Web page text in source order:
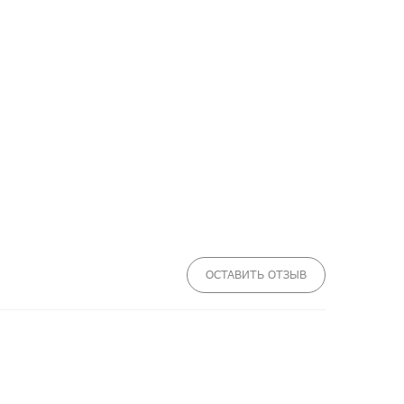
ОСТАВИТЬ ОТЗЫВ